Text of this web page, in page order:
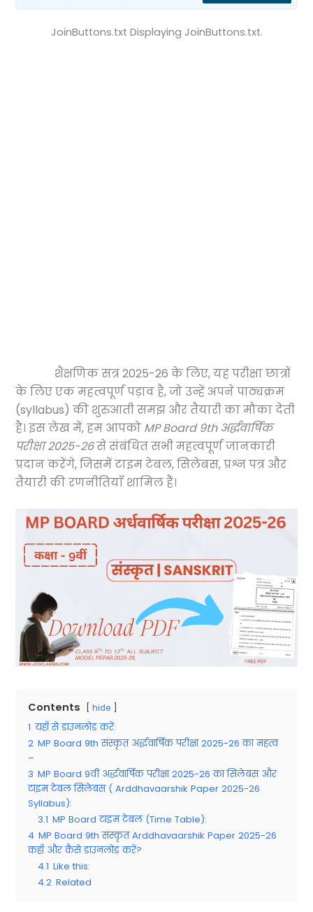
JoinButtons.txt Displaying JoinButtons.txt.
शैक्षणिक सत्र 2025-26 के लिए, यह परीक्षा छात्रों
के लिए एक महत्वपूर्ण पड़ाव है, जो उन्हें अपने पाठ्यक्रम
(syllabus) की शुरुआती समझ और तैयारी का मौका देती
है। इस लेख में, हम आपको MP Board 9th अर्द्धवार्षिक
परीक्षा 2025-26से संबंधित सभी महत्वपूर्ण जानकारी
प्रदान करेंगे, जिसमें टाइम टेबल, सिलेबस, प्रश्न पत्र और
तैयारी की रणनीतियाँ शामिल हैं।
Contents hide
1 यहाँ से डाउनलोड करें:
2 MP Board 9th संस्कृत अर्द्धवार्षिक परीक्षा 2025-26 का महत्व
–
3 MP Board 9वीं अर्द्धवार्षिक परीक्षा 2025-26 का सिलेबस और
टाइम टेबल सिलेबस ( Arddhavaarshik Paper 2025-26
Syllabus):
3.1 MP Board टाइम टेबल (Time Table):
4 MP Board 9th संस्कृत Arddhavaarshik Paper 2025-26
कहाँ और कैसे डाउनलोड करें?
4.1 Like this:
4.2 Related